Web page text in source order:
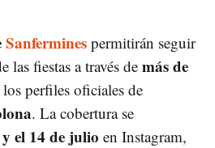
Sanfermines permitirán seguir
las fiestas a través de más de
los perfiles oficiales de
. La cobertura se
el 14 de julio en Instagram,